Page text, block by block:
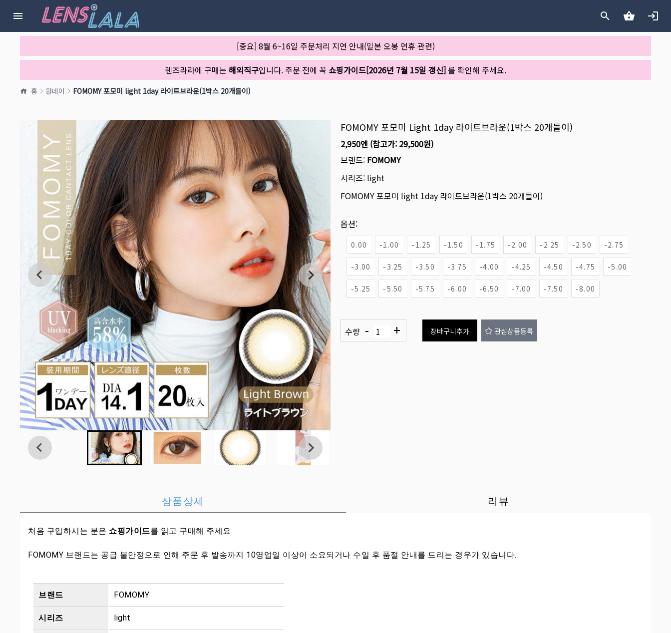
[중요] 8월 6~16일 주문처리 지연 안내(일본 오봉 연휴 관련)
렌즈라라에 구매는 해외직구입니다. 주문 전에 꼭 쇼핑가이드[2026년 7월 15일 갱신]를 확인해 주세요.
홈 원데이 FOMOMY 포모미 light 1day 라이트브라운(1박스 20개들이)
FOMOMY 포모미 Light 1day 라이트브라운(1박스 20개들이)
2,950엔 (참고가: 29,500원)
브랜드: FOMOMY
시리즈: light
FOMOMY 포모미 light 1day 라이트브라운(1박스 20개들이)
옵션:
0.00 -1.00 -1.25 -1.50 -1.75 -2.00 -2.25 -2.50 -2.75
-3.00 -3.25 -3.50 -3.75 -4.00 -4.25 -4.50 -4.75 -5.00
-5.25 -5.50 -5.75 -6.00 -6.50 -7.00 -7.50 -8.00
수량 - + 장바구니추가 관심상품등록
상품상세 리뷰
처음 구입하시는 분은 쇼핑가이드를 읽고 구매해 주세요
FOMOMY 브랜드는 공급 불안정으로 인해 주문 후 발송까지 10영업일 이상이 소요되거나 수일 후 품절 안내를 드리는 경우가 있습니다.
브랜드 FOMOMY
시리즈 light